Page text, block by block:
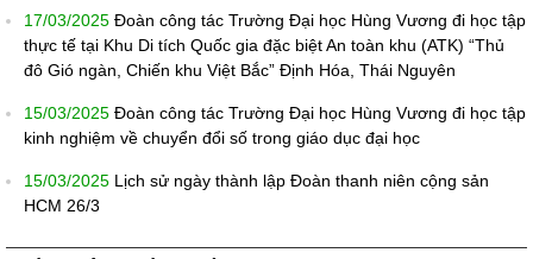
17/03/2025 Đoàn công tác Trường Đại học Hùng Vương đi học tập
thực tế tại Khu Di tích Quốc gia đặc biệt An toàn khu (ATK) “Thủ
đô Gió ngàn, Chiến khu Việt Bắc” Định Hóa, Thái Nguyên
15/03/2025 Đoàn công tác Trường Đại học Hùng Vương đi học tập
kinh nghiệm về chuyển đổi số trong giáo dục đại học
15/03/2025 Lịch sử ngày thành lập Đoàn thanh niên cộng sản
HCM 26/3